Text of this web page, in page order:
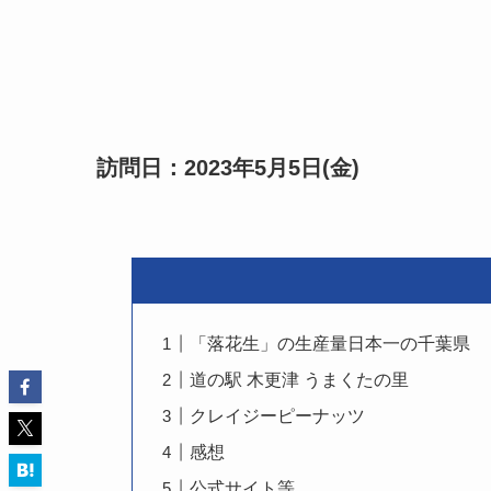
訪問日：2023年5月5日(金)
「落花生」の生産量日本一の千葉県
道の駅 木更津 うまくたの里
クレイジーピーナッツ
感想